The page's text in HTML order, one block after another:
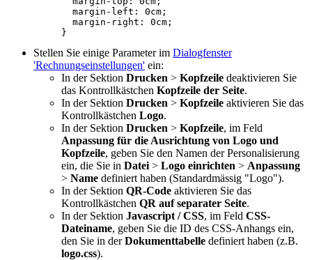
  margin-left: 0cm;
  margin-right: 0cm;
}
Stellen Sie einige Parameter im Dialogfenster
'Rechnungseinstellungen' ein:
In der Sektion Drucken > Kopfzeile deaktivieren Sie
das Kontrollkästchen Kopfzeile der Seite.
In der Sektion Drucken > Kopfzeile aktivieren Sie das
Kontrollkästchen Logo.
In der Sektion Drucken > Kopfzeile, im Feld
Anpassung für die Ausrichtung von Logo und
Kopfzeile, geben Sie den Namen der Personalisierung
ein, die Sie in Datei > Logo einrichten > Anpassung
> Name definiert haben (Standardmässig "Logo").
In der Sektion QR-Code aktivieren Sie das
Kontrollkästchen QR auf separater Seite.
In der Sektion Javascript / CSS, im Feld CSS-
Dateiname, geben Sie die ID des CSS-Anhangs ein,
den Sie in derDokumenttabelle definiert haben (z.B.
logo.css).